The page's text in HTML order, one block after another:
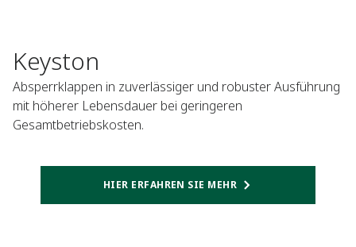
Keyston
Absperrklappen in zuverlässiger und robuster Ausführung
mit höherer Lebensdauer bei geringeren
Gesamtbetriebskosten.
HIER ERFAHREN SIE MEHR